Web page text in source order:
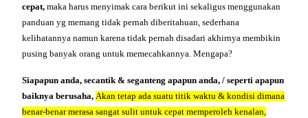
cepat, maka harus menyimak cara berikut ini sekaligus menggunakan
panduan yg memang tidak pernah diberitahuan, sederhana
kelihatannya namun karena tidak pernah disadari akhirnya membikin
pusing banyak orang untuk memecahkannya. Mengapa?
Siapapun anda, secantik & seganteng apapun anda, / seperti apapun
baiknya berusaha, Akan tetap ada suatu titik waktu & kondisi dimana
benar-benar merasa sangat sulit untuk cepat memperoleh kenalan,